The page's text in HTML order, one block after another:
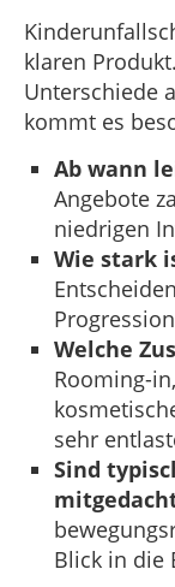
klaren
Unterschiede
kommt es
Ab wann
Angebote
niedrigen
Wie stark
Welche
Rooming-
sehr
Sind
Blick in die